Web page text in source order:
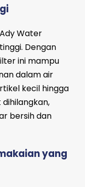
Water
Dengan
ini mampu
dalam air
kecil hingga
bersih dan
yang